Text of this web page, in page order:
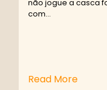
não jogue a casca
com…
Read More